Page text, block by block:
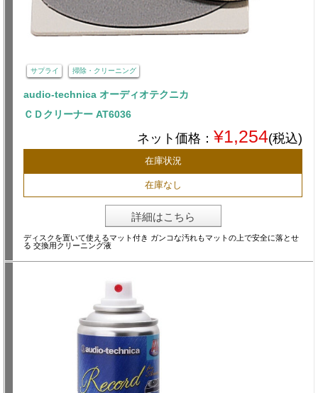
サプライ 掃除・クリーニング
audio-technica オーディオテクニカ
ＣＤクリーナー AT6036
ネット価格： ¥1,254(税込)
在庫状況
在庫なし
詳細はこちら
ディスクを置いて使えるマット付き ガンコな汚れもマットの上で安全に落とせ
る 交換用クリーニング液